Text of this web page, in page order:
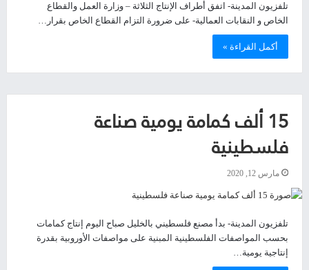
تلفزيون المدينة- اتفق أطراف الإنتاج الثلاثة – وزارة العمل والقطاع
الخاص و النقابات العمالية- على ضرورة التزام القطاع الخاص بقرار…
أكمل القراءة »
15 ألف كمامة يومية صناعة
فلسطينية
مارس 12, 2020
تلفزيون المدينة- بدأ مصنع فلسطيني بالخليل صباح اليوم إنتاج كمامات
بحسب المواصفات الفلسطينية المبنية على مواصفات الأوروبية بقدرة
إنتاجية يومية…